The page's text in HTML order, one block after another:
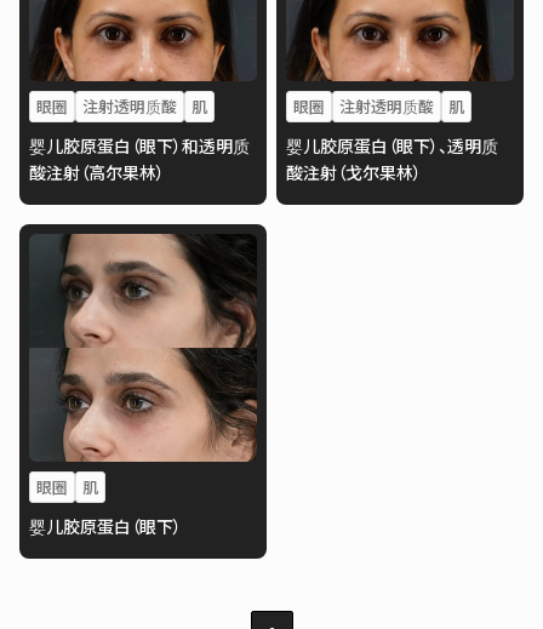
眼圈 注射透明质酸 肌
婴儿胶原蛋白（眼下）和透明质
酸注射（高尔果林）
眼圈 注射透明质酸 肌
婴儿胶原蛋白（眼下）、透明质
酸注射（戈尔果林）
眼圈 肌
婴儿胶原蛋白（眼下）